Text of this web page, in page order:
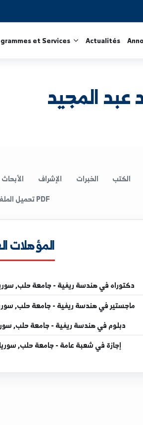
Programmes et Services
الأبحاث
تحميل الملف الشخصي كـ PDF
ريفية - جامعة حلب, سوريا (٢٠١٩)
ريفية - جامعة حلب, سوريا (٢٠٠٦)